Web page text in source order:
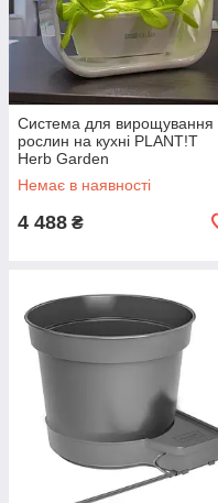
Система для вирощування
рослин на кухні PLANT!T
Herb Garden
Немає в наявності
4 488 ₴